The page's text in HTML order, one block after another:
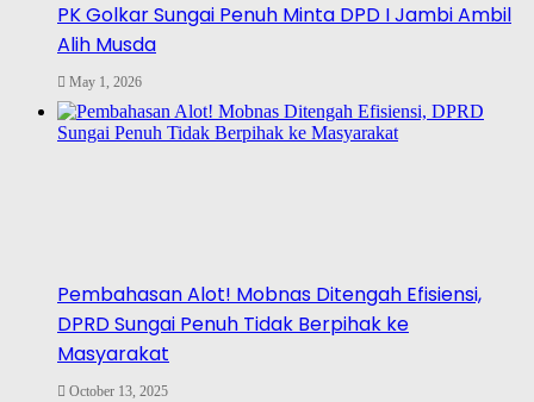
PK Golkar Sungai Penuh Minta DPD I Jambi Ambil
Alih Musda
May 1, 2026
Pembahasan Alot! Mobnas Ditengah Efisiensi,
DPRD Sungai Penuh Tidak Berpihak ke
Masyarakat
October 13, 2025